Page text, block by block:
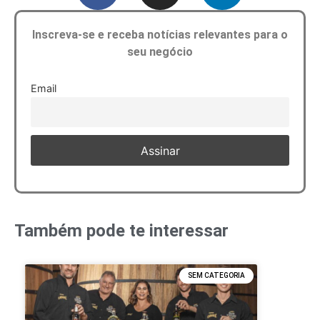
Inscreva-se e receba notícias relevantes para o
seu negócio
Email
Também pode te interessar
SEM CATEGORIA